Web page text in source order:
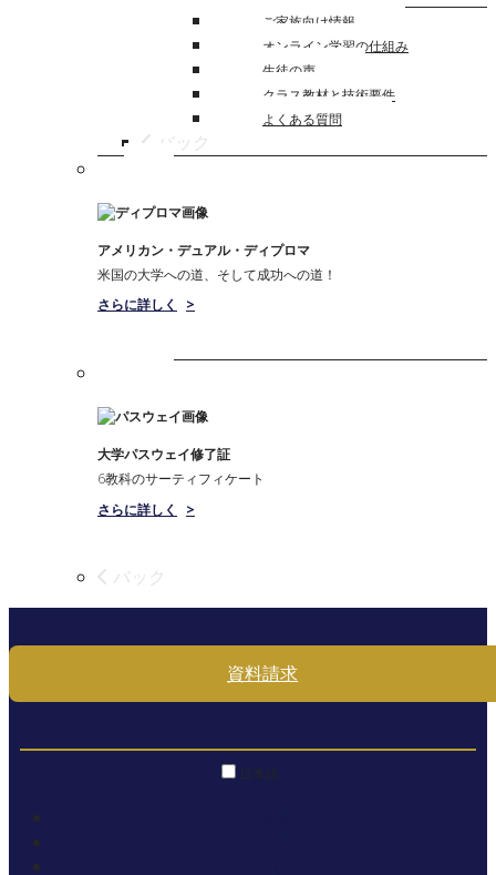
ご家族向け情報
オンライン学習の仕組み
生徒の声
クラス教材と技術要件
よくある質問
バック
アメリカン・デュアル・ディプロマ
米国の大学への道、そして成功への道！
さらに詳しく
>
大学パスウェイ修了証
6教科のサーティフィケート
さらに詳しく
>
バック
資料請求
日本語